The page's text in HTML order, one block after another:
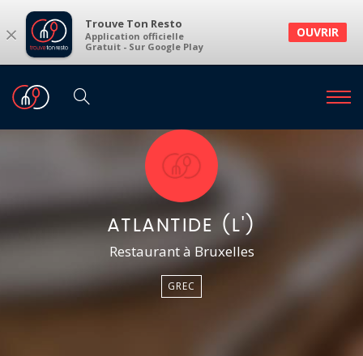
× Trouve Ton Resto
Application officielle
Gratuit - Sur Google Play
OUVRIR
ATLANTIDE (L')
Restaurant à Bruxelles
GREC